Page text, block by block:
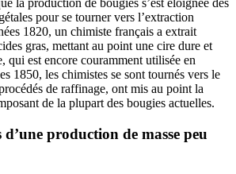
la production de bougies s’est éloignée des
pour se tourner vers l’extraction
1820, un chimiste français a extrait
gras, mettant au point une cire dure et
qui est encore couramment utilisée en
1850, les chimistes se sont tournés vers le
de raffinage, ont mis au point la
de la plupart des bougies actuelles.
production de masse peu